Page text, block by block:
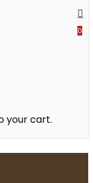
search
0
Menu
your cart.